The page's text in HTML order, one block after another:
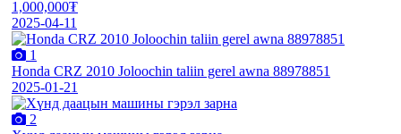
1,000,000₮
2025-04-11
1
Honda CRZ 2010 Joloochin taliin gerel awna 88978851
2025-01-21
2